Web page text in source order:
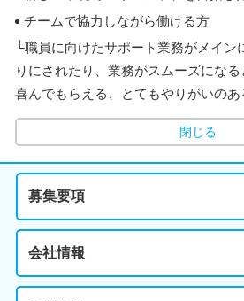
チームで協力しながら働ける方
└職員に向けたサポート業務がメイン
りにされたり、業務がスムーズにな
喜んでもらえる、とてもやりがいのあ
閉じる
募集要項
会社情報